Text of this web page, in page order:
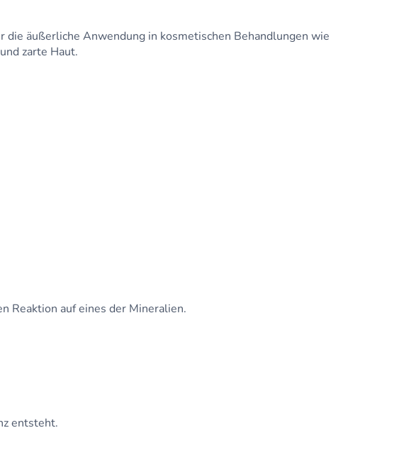
äußerliche Anwendung in kosmetischen Behandlungen wie
zarte Haut.
Reaktion auf eines der Mineralien.
entsteht.